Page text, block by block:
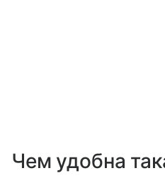
Чем удобна